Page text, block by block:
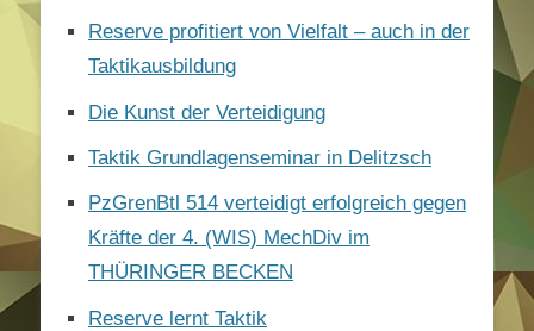
Reserve profitiert von Vielfalt – auch in der
Taktikausbildung
Die Kunst der Verteidigung
Taktik Grundlagenseminar in Delitzsch
PzGrenBtl 514 verteidigt erfolgreich gegen
Kräfte der 4. (WIS) MechDiv im
THÜRINGER BECKEN
Reserve lernt Taktik